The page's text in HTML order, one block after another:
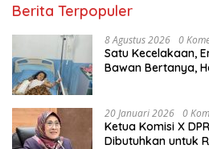
Berita Terpopuler
8 Agustus 2026 0
Satu Kecelakaan,
Bawan Bertanya,
20 Januari 2026 0
Ketua Komisi X
Dibutuhkan untuk